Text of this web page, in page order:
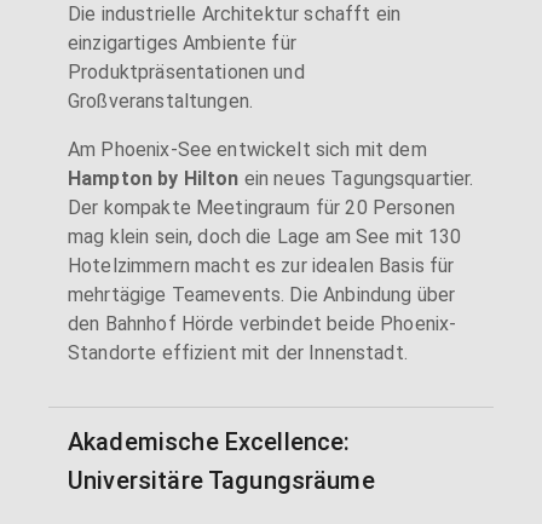
Die industrielle Architektur schafft ein
einzigartiges Ambiente für
Produktpräsentationen und
Großveranstaltungen.
Am Phoenix-See entwickelt sich mit dem
Hampton by Hilton ein neues Tagungsquartier.
Der kompakte Meetingraum für 20 Personen
mag klein sein, doch die Lage am See mit 130
Hotelzimmern macht es zur idealen Basis für
mehrtägige Teamevents. Die Anbindung über
den Bahnhof Hörde verbindet beide Phoenix-
Standorte effizient mit der Innenstadt.
Akademische Excellence:
Universitäre Tagungsräume